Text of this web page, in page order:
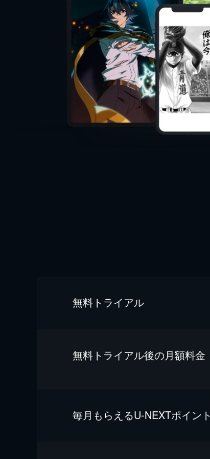
無料トライアル
無料トライアル後の⽉額料金
毎⽉もらえるU-NEXTポイント